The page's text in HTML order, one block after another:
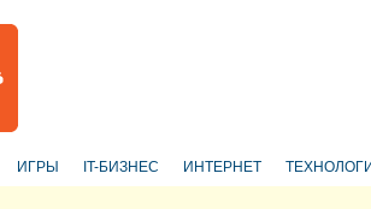
ИГРЫ IT-БИЗНЕС ИНТЕРНЕТ